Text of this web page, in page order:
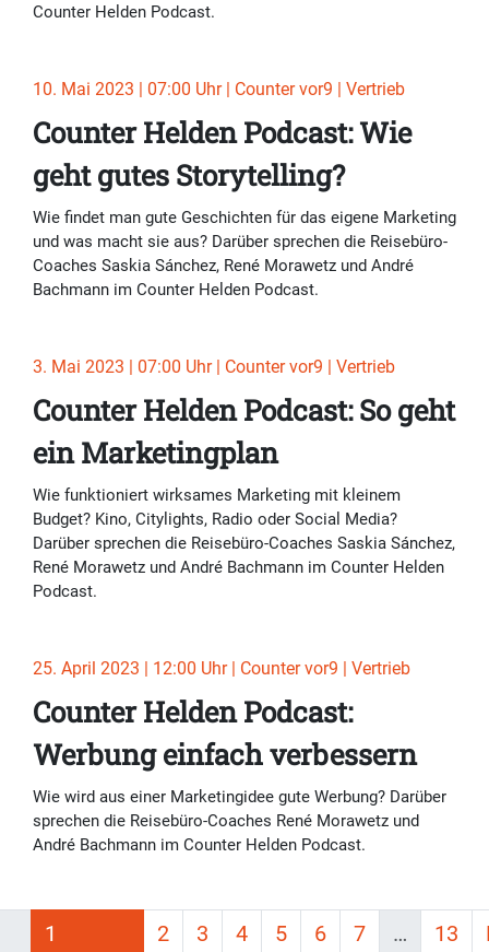
Counter Helden Podcast.
10. Mai 2023 | 07:00 Uhr | Counter vor9 | Vertrieb
Counter Helden Podcast: Wie
geht gutes Storytelling?
Wie findet man gute Geschichten für das eigene Marketing
und was macht sie aus? Darüber sprechen die Reisebüro-
Coaches Saskia Sánchez, René Morawetz und André
Bachmann im Counter Helden Podcast.
3. Mai 2023 | 07:00 Uhr | Counter vor9 | Vertrieb
Counter Helden Podcast: So geht
ein Marketingplan
Wie funktioniert wirksames Marketing mit kleinem
Budget? Kino, Citylights, Radio oder Social Media?
Darüber sprechen die Reisebüro-Coaches Saskia Sánchez,
René Morawetz und André Bachmann im Counter Helden
Podcast.
25. April 2023 | 12:00 Uhr | Counter vor9 | Vertrieb
Counter Helden Podcast:
Werbung einfach verbessern
Wie wird aus einer Marketingidee gute Werbung? Darüber
sprechen die Reisebüro-Coaches René Morawetz und
André Bachmann im Counter Helden Podcast.
1
2 3 4 5 6 7 … 13